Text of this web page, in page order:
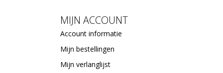
MIJN ACCOUNT
Account informatie
Mijn bestellingen
Mijn verlanglijst